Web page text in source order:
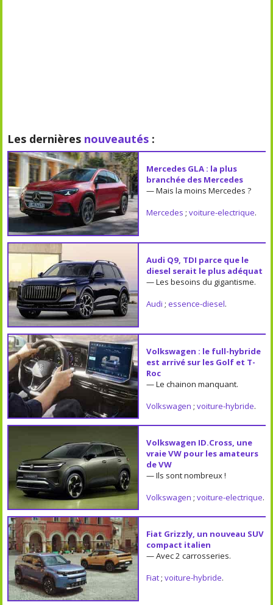
Les dernières nouveautés :
Mercedes GLA : la plus
branchée des Mercedes
— Mais la moins Mercedes ?
Mercedes ; voiture-electrique.
Audi Q9, TDI parce que le
diesel serait le plus adéquat
— Les besoins du gigantisme.
Audi ; essence-diesel.
Volkswagen : le full-hybride
est arrivé sur les Golf et T-
Roc
— Le chainon manquant.
Volkswagen ; voiture-hybride.
Volkswagen ID.Cross, une
vraie VW pour les amateurs
de VW
— Ils sont nombreux !
Volkswagen ; voiture-electrique.
Fiat Grizzly, un nouveau SUV
compact italien
— Avec 2 carrosseries.
Fiat; voiture-hybride.